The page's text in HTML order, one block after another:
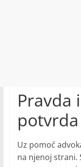
Pravda
potvrda
Uz pomoć
na njenoj strani.